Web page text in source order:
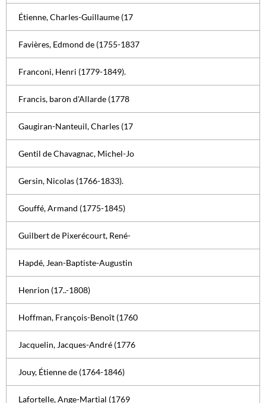
Étienne, Charles-Guillaume (17
Favières, Edmond de (1755-1837
Franconi, Henri (1779-1849).
Francis, baron d'Allarde (1778
Gaugiran-Nanteuil, Charles (17
Gentil de Chavagnac, Michel-Jo
Gersin, Nicolas (1766-1833).
Gouffé, Armand (1775-1845)
Guilbert de Pixerécourt, René-
Hapdé, Jean-Baptiste-Augustin
Henrion (17..-1808)
Hoffman, François-Benoît (1760
Jacquelin, Jacques-André (1776
Jouy, Étienne de (1764-1846)
Lafortelle, Ange-Martial (1769